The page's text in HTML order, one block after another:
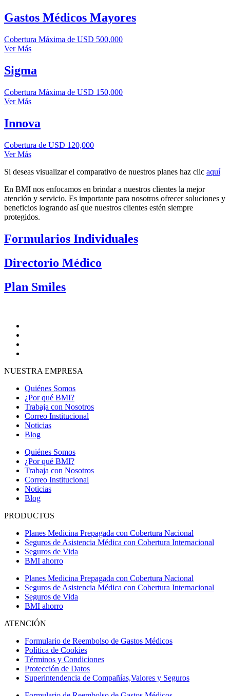
Gastos Médicos Mayores
Cobertura Máxima de USD 500,000
Ver Más
Sigma
Cobertura Máxima de USD 150,000
Ver Más
Innova
Cobertura de USD 120,000
Ver Más
Si deseas visualizar el comparativo de nuestros planes haz clic aquí
En BMI nos enfocamos en brindar a nuestros clientes la mejor
atención y servicio. Es importante para nosotros ofrecer soluciones y
beneficios logrando así que nuestros clientes estén siempre
protegidos.
Formularios Individuales
Directorio Médico
Plan Smiles
NUESTRA EMPRESA
Quiénes Somos
¿Por qué BMI?
Trabaja con Nosotros
Correo Institucional
Noticias
Blog
Quiénes Somos
¿Por qué BMI?
Trabaja con Nosotros
Correo Institucional
Noticias
Blog
PRODUCTOS
Planes Medicina Prepagada con Cobertura Nacional
Seguros de Asistencia Médica con Cobertura Internacional
Seguros de Vida
BMI ahorro
Planes Medicina Prepagada con Cobertura Nacional
Seguros de Asistencia Médica con Cobertura Internacional
Seguros de Vida
BMI ahorro
ATENCIÓN
Formulario de Reembolso de Gastos Médicos
Política de Cookies
Términos y Condiciones
Protección de Datos
Superintendencia de Compañías,Valores y Seguros